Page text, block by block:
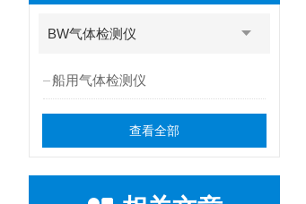
BW气体检测仪
船用气体检测仪
查看全部